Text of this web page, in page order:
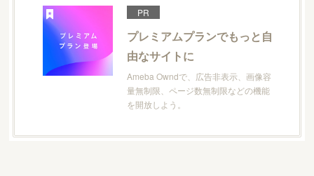
PR
プレミアムプランでもっと自
由なサイトに
Ameba Owndで、広告非表示、画像容
量無制限、ページ数無制限などの機能
を開放しよう。